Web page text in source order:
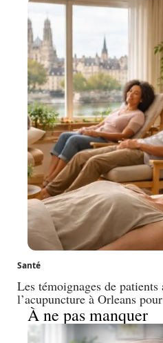
Santé
Les témoignages de patients
l’acupuncture à Orleans
À ne pas manquer